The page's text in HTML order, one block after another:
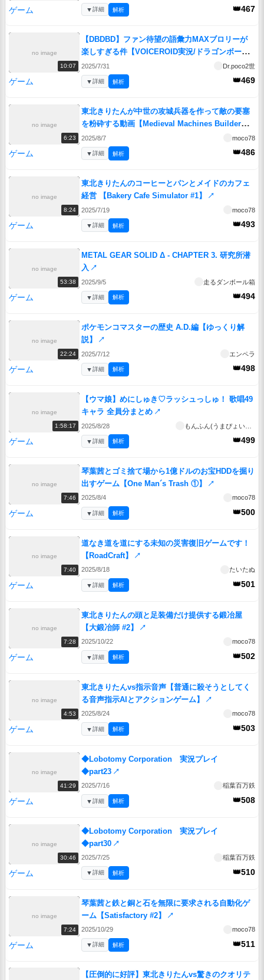
ゲーム 👑467
▼詳細 解析
no image
10:07
【DBDBD】ファン待望の語彙力MAXブロリーが
楽しすぎる件【VOICEROID実況/ドラゴンボール
ザブレイカーズ】
2025/7/31 Dr.poco2世
ゲーム 👑469
▼詳細 解析
no image
6:23
東北きりたんが中世の攻城兵器を作って敵の要塞
を粉砕する動画【Medieval Machines Builder】
↗
2025/8/7 moco78
ゲーム 👑486
▼詳細 解析
no image
8:24
東北きりたんのコーヒーとパンとメイドのカフェ
経営 【Bakery Cafe Simulator #1】
↗
2025/7/19 moco78
ゲーム 👑493
▼詳細 解析
no image
53:38
METAL GEAR SOLID Δ - CHAPTER 3. 研究所潜
入 ↗
2025/9/5 走るダンボール箱
ゲーム 👑494
▼詳細 解析
no image
22:24
ポケモンコマスターの歴史 A.D.編【ゆっくり解
説】
↗
2025/7/12 エンペラ
ゲーム 👑498
▼詳細 解析
no image
1:58:17
【ウマ娘】めにしゅき♡ラッシュっしゅ！ 歌唱49
キャラ 全員分まとめ ↗
2025/8/28
ゲーム 👑499
▼詳細 解析
no image
7:46
琴葉茜とゴミ捨て場から1億ドルのお宝HDDを掘り
出すゲーム【One Man´s Trash ①】
↗
2025/8/4 moco78
ゲーム 👑500
▼詳細 解析
no image
7:40
道なき道を道にする未知の災害復旧ゲームです！
【RoadCraft】
↗
2025/8/18 たいたぬ
ゲーム 👑501
▼詳細 解析
no image
7:28
東北きりたんの頭と足装備だけ提供する鍛冶屋
【大鍛冶師 #2】
↗
2025/10/22 moco78
ゲーム 👑502
▼詳細 解析
no image
4:53
東北きりたんvs指示音声【普通に殺そうとしてく
る音声指示AIとアクションゲーム】
↗
2025/8/24 moco78
ゲーム 👑503
▼詳細 解析
no image
41:29
◆Lobotomy Corporation 実況プレイ
◆part23 ↗
2025/7/16 稲葉百万鉄
ゲーム 👑508
▼詳細 解析
no image
30:46
◆Lobotomy Corporation 実況プレイ
◆part30 ↗
2025/7/25 稲葉百万鉄
ゲーム 👑510
▼詳細 解析
no image
7:24
琴葉茜と鉄と銅と石を無限に要求される自動化ゲ
ーム【Satisfactory #2】
↗
2025/10/29 moco78
ゲーム 👑511
▼詳細 解析
【圧倒的に好評】東北きりたんvs驚きのクオリテ